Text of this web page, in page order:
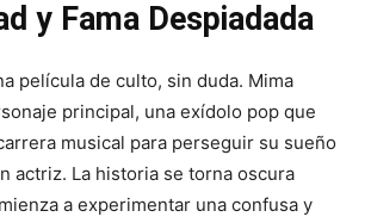
y Fama Despiadada
película de culto, sin duda. Mima
principal, una exídolo pop que
musical para perseguir su sueño
actriz. La historia se torna oscura
a experimentar una confusa y